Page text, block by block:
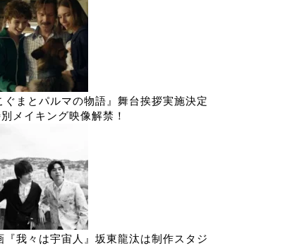
ぐまとパルマの物語』舞台挨拶実施決定
メイキング映像解禁！
『我々は宇宙人』坂東龍汰は制作スタジ